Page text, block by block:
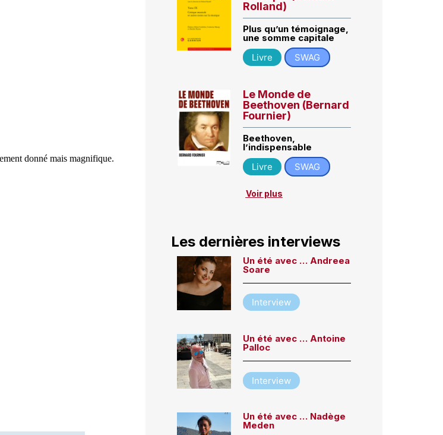
Rolland)
Plus qu’un témoignage,
une somme capitale
Livre
SWAG
Le Monde de
Beethoven (Bernard
Fournier)
Beethoven,
l’indispensable
Livre
SWAG
Voir plus
Les dernières interviews
Un été avec … Andreea
Soare
Interview
Un été avec … Antoine
Palloc
Interview
Un été avec … Nadège
Meden